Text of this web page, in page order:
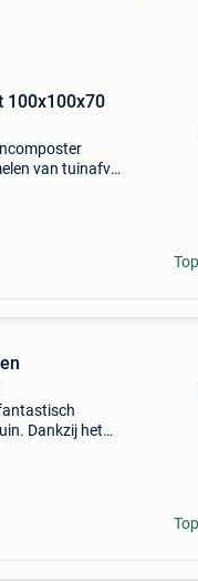
100x100x70
van tuinafval,
Dankzij het